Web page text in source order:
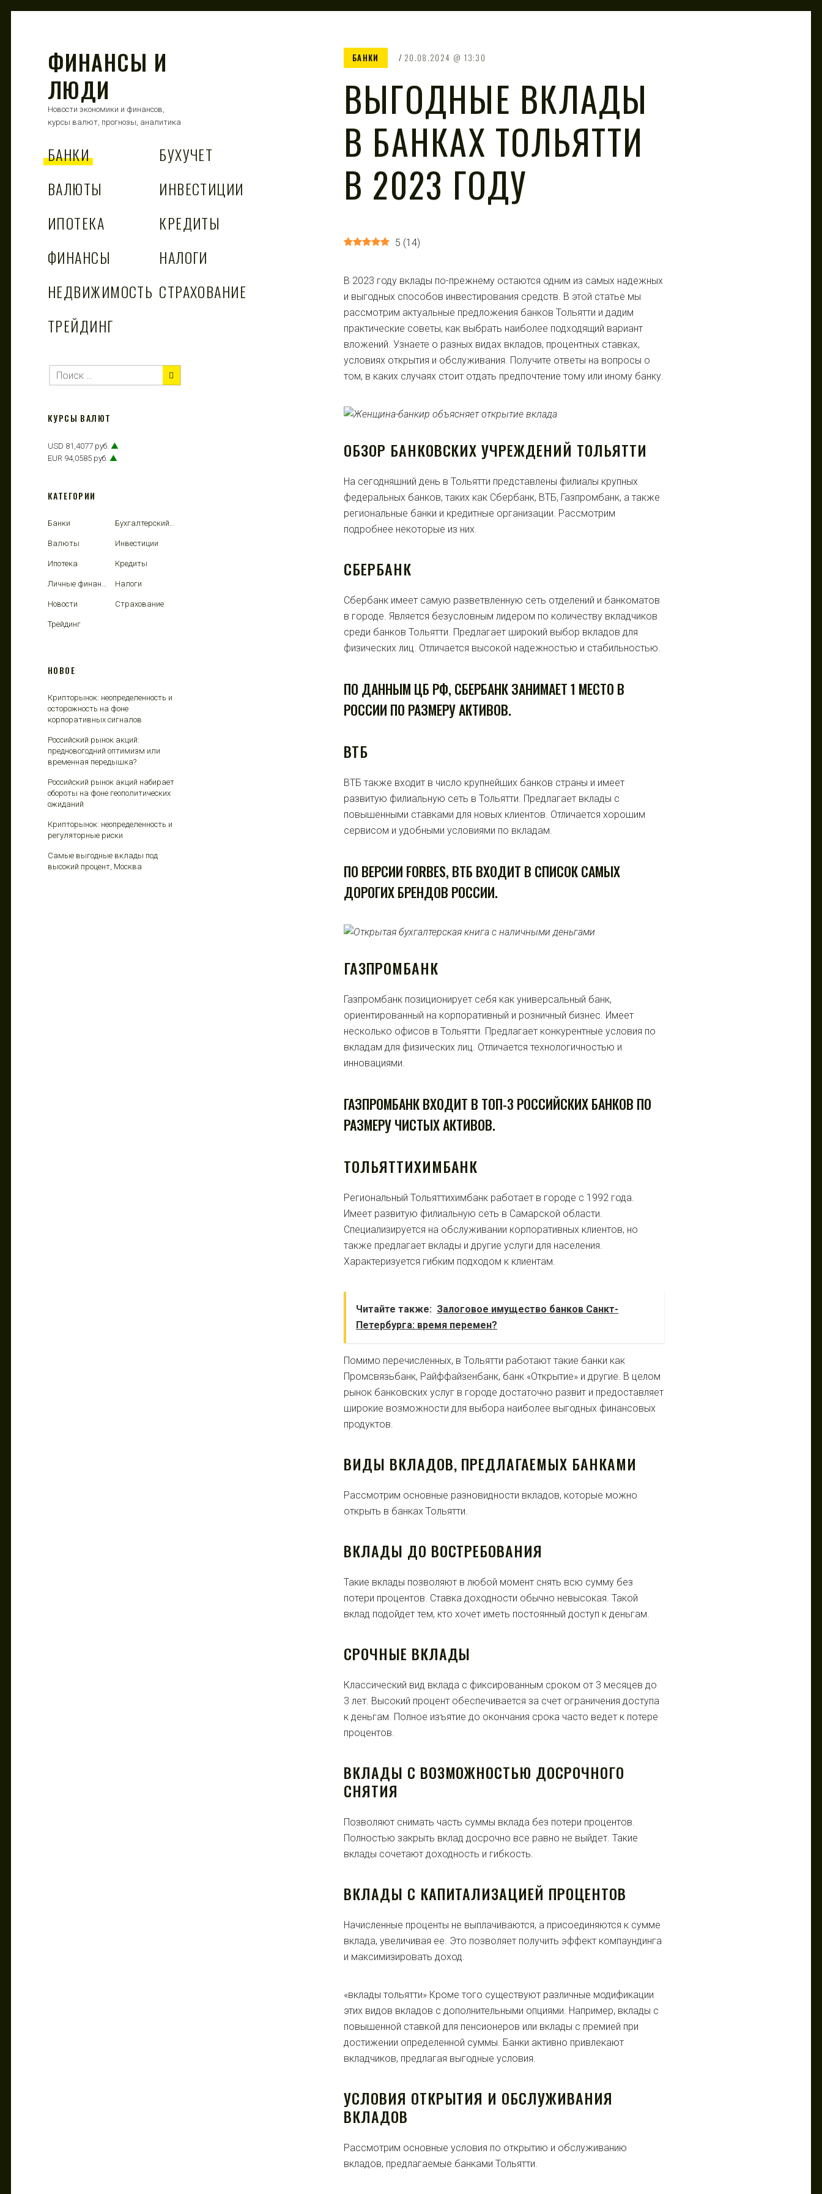
ФИНАНСЫ И
ЛЮДИ
Новости экономики и финансов,
курсы валют, прогнозы, аналитика
БАНКИ
БУХУЧЕТ
ВАЛЮТЫ
ИНВЕСТИЦИИ
ИПОТЕКА
КРЕДИТЫ
ФИНАНСЫ
НАЛОГИ
НЕДВИЖИМОСТЬ СТРАХОВАНИЕ
ТРЕЙДИНГ
БАНКИ 20.08.2024 13:30
ВЫГОДНЫЕ ВКЛАДЫ
В БАНКАХ ТОЛЬЯТТИ
В 2023 ГОДУ
5 (14)
В 2023 году вклады по-прежнему остаются одним из самых надежных
и выгодных способов инвестирования средств. В этой статье мы
рассмотрим актуальные предложения банков Тольятти и дадим
практические советы, как выбрать наиболее подходящий вариант
вложений. Узнаете о разных видах вкладов, процентных ставках,
условиях открытия и обслуживания. Получите ответы на вопросы о
том, в каких случаях стоит отдать предпочтение тому или иному банку.
ОБЗОР БАНКОВСКИХ УЧРЕЖДЕНИЙ ТОЛЬЯТТИ
На сегодняшний день в Тольятти представлены филиалы крупных
федеральных банков, таких как Сбербанк, ВТБ, Газпромбанк, а также
региональные банки и кредитные организации. Рассмотрим
подробнее некоторые из них.
СБЕРБАНК
Сбербанк имеет самую разветвленную сеть отделений и банкоматов
в городе. Является безусловным лидером по количеству вкладчиков
среди банков Тольятти. Предлагает широкий выбор вкладов для
физических лиц. Отличается высокой надежностью и стабильностью.
ПО ДАННЫМ ЦБ РФ, СБЕРБАНК ЗАНИМАЕТ 1 МЕСТО В
РОССИИ ПО РАЗМЕРУ АКТИВОВ.
ВТБ
ВТБ также входит в число крупнейших банков страны и имеет
развитую филиальную сеть в Тольятти. Предлагает вклады с
повышенными ставками для новых клиентов. Отличается хорошим
сервисом и удобными условиями по вкладам.
ПО ВЕРСИИ FORBES, ВТБ ВХОДИТ В СПИСОК САМЫХ
ДОРОГИХ БРЕНДОВ РОССИИ.
ГАЗПРОМБАНК
Газпромбанк позиционирует себя как универсальный банк,
ориентированный на корпоративный и розничный бизнес. Имеет
несколько офисов в Тольятти. Предлагает конкурентные условия по
вкладам для физических лиц. Отличается технологичностью и
инновациями.
ГАЗПРОМБАНК ВХОДИТ В ТОП-3 РОССИЙСКИХ БАНКОВ ПО
РАЗМЕРУ ЧИСТЫХ АКТИВОВ.
ТОЛЬЯТТИХИМБАНК
Региональный Тольяттихимбанк работает в городе с 1992 года.
Имеет развитую филиальную сеть в Самарской области.
Специализируется на обслуживании корпоративных клиентов, но
также предлагает вклады и другие услуги для населения.
Характеризуется гибким подходом к клиентам.
Читайте также: Залоговое имущество банков Санкт-
Петербурга: время перемен?
Помимо перечисленных, в Тольятти работают такие банки как
Промсвязьбанк, Райффайзенбанк, банк «Открытие» и другие. В целом
рынок банковских услуг в городе достаточно развит и предоставляет
широкие возможности для выбора наиболее выгодных финансовых
продуктов.
ВИДЫ ВКЛАДОВ, ПРЕДЛАГАЕМЫХ БАНКАМИ
Рассмотрим основные разновидности вкладов, которые можно
открыть в банках Тольятти.
ВКЛАДЫ ДО ВОСТРЕБОВАНИЯ
Такие вклады позволяют в любой момент снять всю сумму без
потери процентов. Ставка доходности обычно невысокая. Такой
вклад подойдет тем, кто хочет иметь постоянный доступ к деньгам.
СРОЧНЫЕ ВКЛАДЫ
Классический вид вклада с фиксированным сроком от 3 месяцев до
3 лет. Высокий процент обеспечивается за счет ограничения доступа
к деньгам. Полное изъятие до окончания срока часто ведет к потере
процентов.
ВКЛАДЫ С ВОЗМОЖНОСТЬЮ ДОСРОЧНОГО
СНЯТИЯ
Позволяют снимать часть суммы вклада без потери процентов.
Полностью закрыть вклад досрочно все равно не выйдет. Такие
вклады сочетают доходность и гибкость.
ВКЛАДЫ С КАПИТАЛИЗАЦИЕЙ ПРОЦЕНТОВ
Начисленные проценты не выплачиваются, а присоединяются к сумме
вклада, увеличивая ее. Это позволяет получить эффект компаундинга
и максимизировать доход.
«вклады тольятти» Кроме того существуют различные модификации
этих видов вкладов с дополнительными опциями. Например, вклады с
повышенной ставкой для пенсионеров или вклады с премией при
достижении определенной суммы. Банки активно привлекают
вкладчиков, предлагая выгодные условия.
УСЛОВИЯ ОТКРЫТИЯ И ОБСЛУЖИВАНИЯ
ВКЛАДОВ
Рассмотрим основные условия по открытию и обслуживанию
вкладов, предлагаемые банками Тольятти.
КУРСЫ ВАЛЮТ
USD 81,4077 руб. ▲
EUR 94,0585 руб. ▲
КАТЕГОРИИ
Банки Бухгалтерский учет
Валюты Инвестиции
Ипотека Кредиты
Личные финансы Налоги
Новости Страхование
Трейдинг
НОВОЕ
Крипторынок: неопределенность и
осторожность на фоне
корпоративных сигналов
Российский рынок акций:
предновогодний оптимизм или
временная передышка?
Российский рынок акций набирает
обороты на фоне геополитических
ожиданий
Крипторынок: неопределенность и
регуляторные риски
Самые выгодные вклады под
высокий процент, Москва